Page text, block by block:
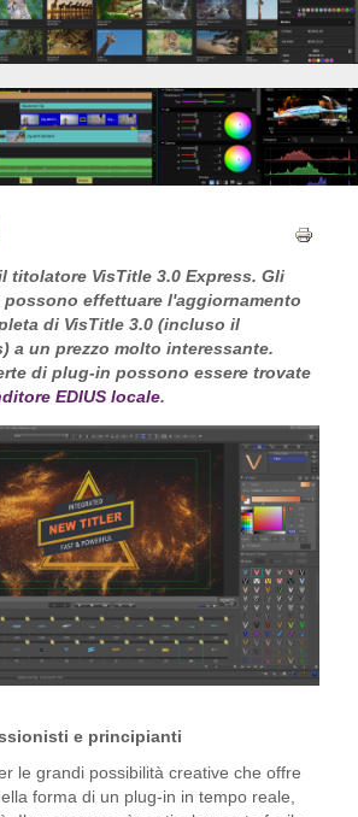
titolatore VisTitle 3.0 Express. Gli
possono effettuare l'aggiornamento
di VisTitle 3.0 (incluso il
a un prezzo molto interessante.
di plug-in possono essere trovate
EDIUS locale.
e principianti
le grandi possibilità creative che offre
forma di un plug-in in tempo reale,